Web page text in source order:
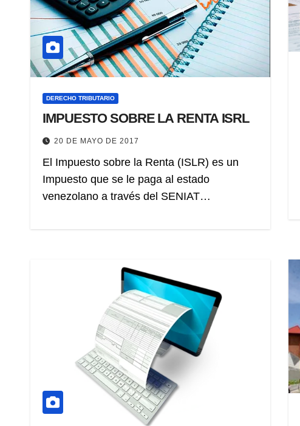
DERECHO TRIBUTARIO
IMPUESTO SOBRE LA RENTA ISRL
20 DE MAYO DE 2017
El Impuesto sobre la Renta (ISLR) es un
Impuesto que se le paga al estado
venezolano a través del SENIAT…